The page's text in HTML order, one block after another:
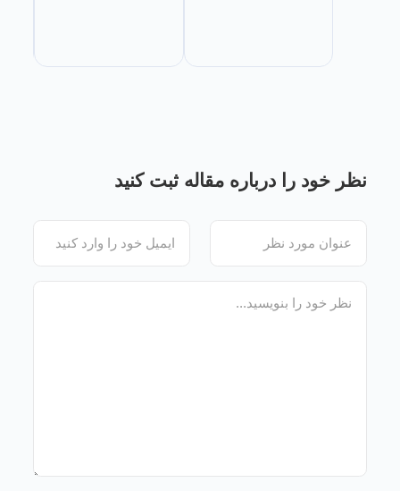
نظر خود را درباره مقاله ثبت کنید